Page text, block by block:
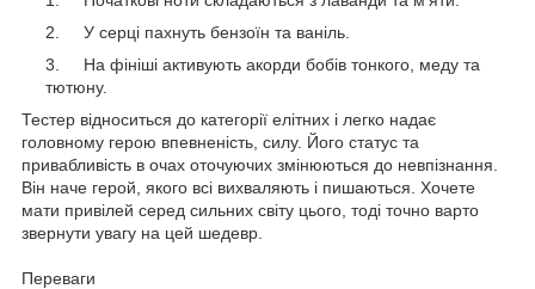
У серці пахнуть бензоїн та ваніль.
На фініші активують акорди бобів тонкого, меду та
тютюну.
Тестер відноситься до категорії елітних і легко надає
головному герою впевненість, силу. Його статус та
привабливість в очах оточуючих змінюються до невпізнання.
Він наче герой, якого всі вихваляють і пишаються. Хочете
мати привілей серед сильних світу цього, тоді точно варто
звернути увагу на цей шедевр.
Переваги